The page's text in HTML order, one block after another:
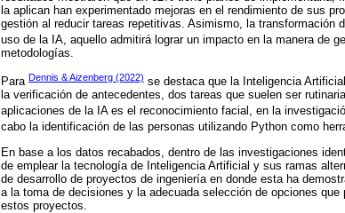
la aplican han experimentado mejoras en el rendimiento de sus
gestión al reducir tareas repetitivas. Asimismo, la transformación
uso de la IA, aquello admitirá lograr un impacto en la manera de
metodologías.
Para Dennis & Aizenberg (2022) se destaca que la Inteligencia
la verificación de antecedentes, dos tareas que suelen ser
aplicaciones de la IA es el reconocimiento facial, en la
cabo la identificación de las personas utilizando Python como
En base a los datos recabados, dentro de las investigaciones
de emplear la tecnología de Inteligencia Artificial y sus ramas
de desarrollo de proyectos de ingeniería en donde esta ha
a la toma de decisiones y la adecuada selección de opciones
estos proyectos.